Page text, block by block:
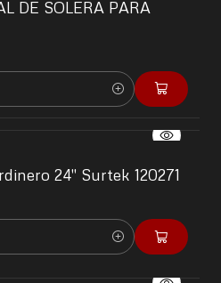
DE SOLERA PARA
24" Surtek 120271